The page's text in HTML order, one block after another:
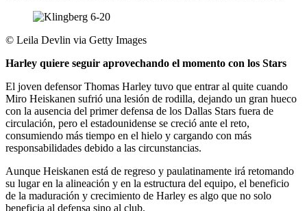
© Leila Devlin via Getty Images
Harley quiere seguir aprovechando el momento con los Stars
El joven defensor Thomas Harley tuvo que entrar al quite cuando
Miro Heiskanen sufrió una lesión de rodilla, dejando un gran hueco
con la ausencia del primer defensa de los Dallas Stars fuera de
circulación, pero el estadounidense se creció ante el reto,
consumiendo más tiempo en el hielo y cargando con más
responsabilidades debido a las circunstancias.
Aunque Heiskanen está de regreso y paulatinamente irá retomando
su lugar en la alineación y en la estructura del equipo, el beneficio
de la maduración y crecimiento de Harley es algo que no solo
beneficia al defensa sino al club.